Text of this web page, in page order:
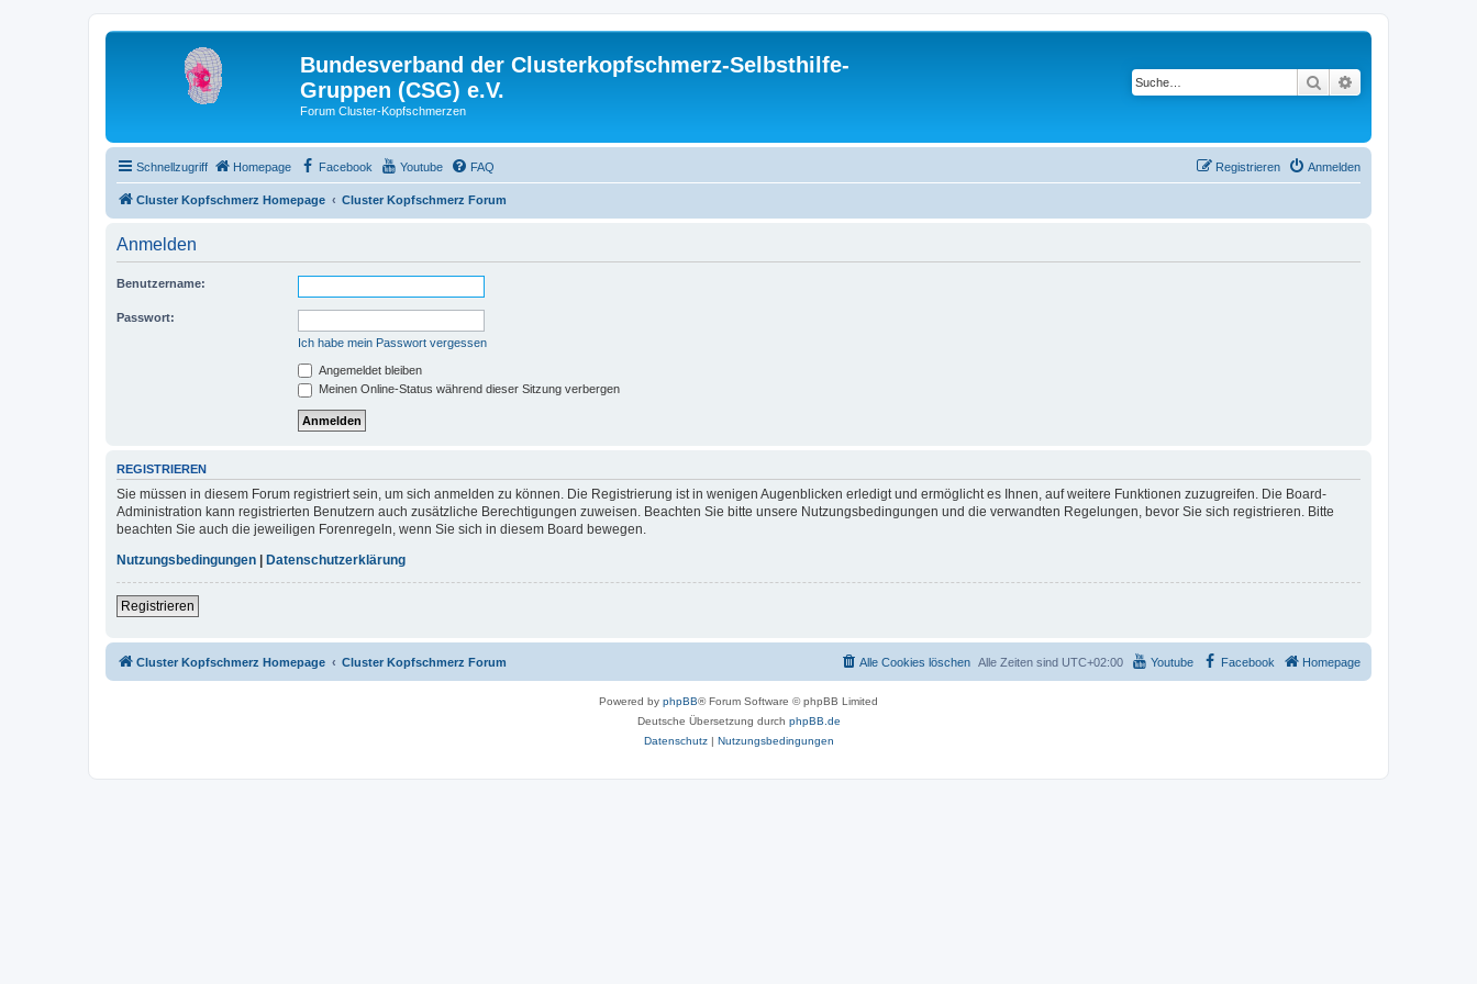
Bundesverband der Clusterkopfschmerz-Selbsthilfe-
Gruppen (CSG) e.V.
Forum Cluster-Kopfschmerzen
Suche
Schnellzugriff Homepage Facebook Youtube FAQ Anmelden
Registrieren
Cluster Kopfschmerz Homepage Cluster Kopfschmerz Forum
Anmelden
Benutzername:
Passwort:
Ich habe mein Passwort vergessen
Angemeldet bleiben
Meinen Online-Status während dieser Sitzung verbergen
REGISTRIEREN
Sie müssen in diesem Forum registriert sein, um sich anmelden zu können. Die Registrierung ist in wenigen Augenblicken erledigt und ermöglicht es Ihnen, auf weitere Funktionen zuzugreifen. Die Board-
Administration kann registrierten Benutzern auch zusätzliche Berechtigungen zuweisen. Beachten Sie bitte unsere Nutzungsbedingungen und die verwandten Regelungen, bevor Sie sich registrieren. Bitte
beachten Sie auch die jeweiligen Forenregeln, wenn Sie sich in diesem Board bewegen.
Nutzungsbedingungen
Datenschutzerklärung
Registrieren
Cluster Kopfschmerz Homepage Cluster Kopfschmerz Forum Homepage
Facebook
Youtube
Alle Zeiten sind UTC+02:00
Alle Cookies löschen
Powered by phpBB® Forum Software © phpBB Limited
Deutsche Übersetzung durch phpBB.de
Datenschutz| Nutzungsbedingungen